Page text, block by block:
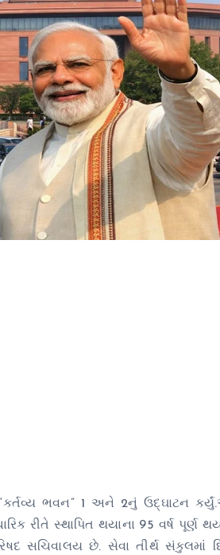
ભવન” 1 અને 2નું ઉદ્ઘાટન
રીતે સ્થાપિત થયાના 95 વર્ષ પૂર્ણ
સચિવાલય છે. સેવા તીર્થ સંકુલમાં